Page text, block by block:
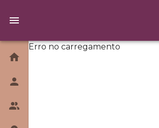
Home
Quem Somos
Equipe
Erro no carregamento